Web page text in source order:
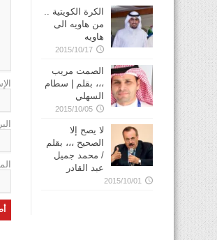
الكرة الكويتية ..
من هاويه الى
هاويه
2015/10/17
الصمت مريب
،،، بقلم | سطام
السهلي
2015/10/05
لا يصح إلا
الصحيح ،،، بقلم
/ محمد جميل
عبد القادر
2015/10/01